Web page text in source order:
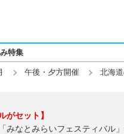
特集
午後・夕方開催 北海
がセット】
みなとみらいフェスティバル